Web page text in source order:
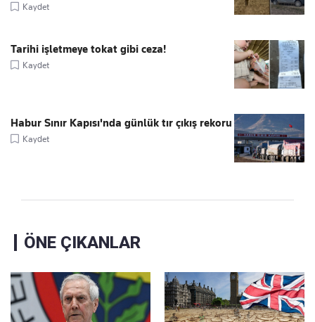
Kaydet
Tarihi işletmeye tokat gibi ceza!
Kaydet
Habur Sınır Kapısı'nda günlük tır çıkış rekoru
Kaydet
ÖNE ÇIKANLAR